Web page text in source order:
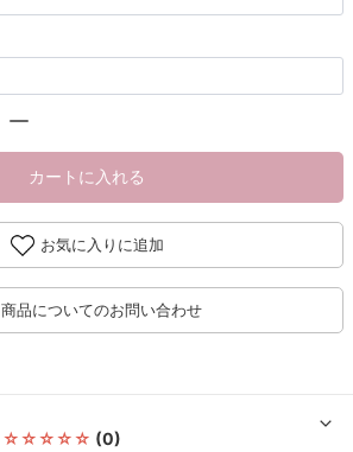
カートに入れる
お気に入りに追加
商品についてのお問い合わせ
☆☆☆☆☆ (0)